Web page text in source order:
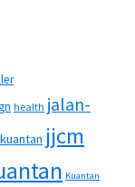
health jalan-
jjcm
Kuantan